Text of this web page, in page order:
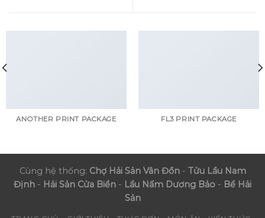
ANOTHER PRINT PACKAGE FL3 PRINT PACKAGE
Cùng hệ thống: Chợ Hải Sản Vân Đồn- Tửu Lầu Nam
Định - Hải Sản Cửa Biển - Lẩu Nấm Dương Bảo - Bể Hải
Sản